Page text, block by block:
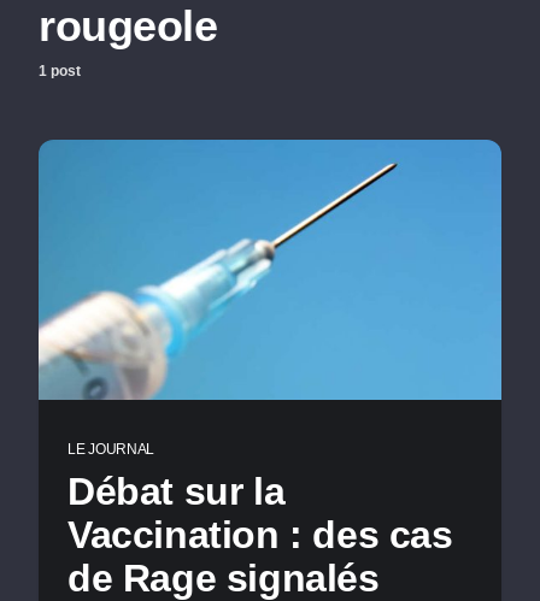
rougeole
1 post
LE JOURNAL
Débat sur la
Vaccination : des cas
de Rage signalés